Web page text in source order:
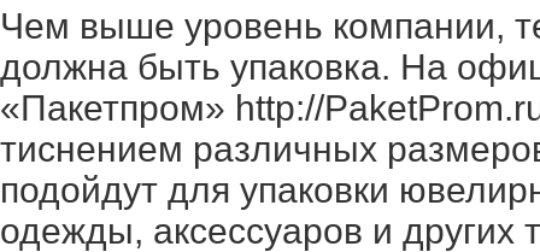
Чем выше уровень компании,
должна быть упаковка. На
«Пакетпром» http://
тиснением различных
подойдут для упаковки
одежды, аксессуаров и других